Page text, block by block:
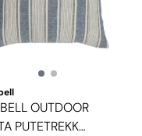
OUTDOOR
PUTETREKK